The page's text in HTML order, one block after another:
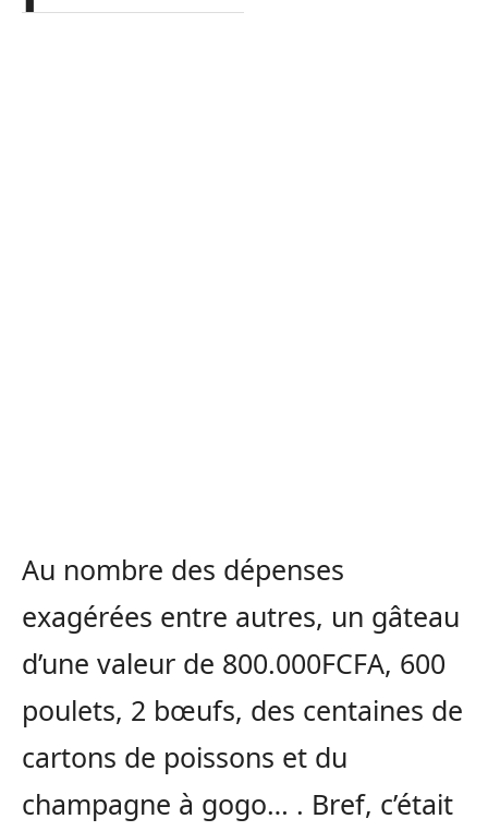
Au nombre des dépenses
exagérées entre autres, un gâteau
d’une valeur de 800.000FCFA, 600
poulets, 2 bœufs, des centaines de
cartons de poissons et du
champagne à gogo… . Bref, c’était